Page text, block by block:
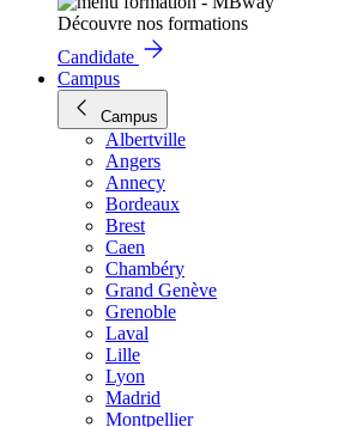
Découvre nos formations
Candidate
Campus
Campus
Albertville
Angers
Annecy
Bordeaux
Brest
Caen
Chambéry
Grand Genève
Grenoble
Laval
Lille
Lyon
Madrid
Montpellier